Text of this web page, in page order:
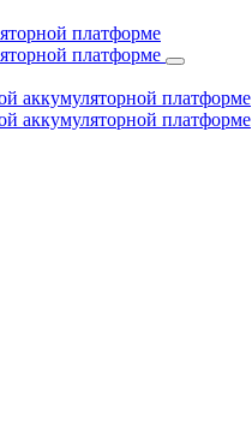
платформе
платформе
аккумуляторной платформе
аккумуляторной платформе